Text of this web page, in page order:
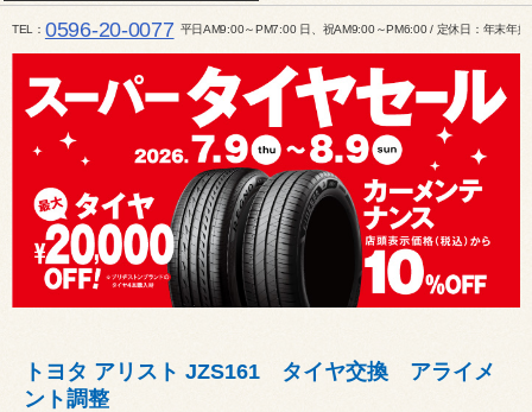
TEL 0596-20-0077 平日AM9:00～PM7:00 日、祝AM9:00～PM6:00 / 定休日：年末年
トヨタ アリスト JZS161 タイヤ交換 アライメ
ント調整